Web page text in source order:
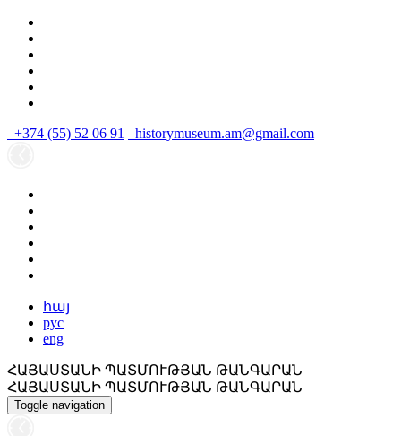
+374 (55) 52 06 91 historymuseum.am@gmail.com
հայ
рус
eng
ՀԱՅԱՍՏԱՆԻ ՊԱՏՄՈՒԹՅԱՆ ԹԱՆԳԱՐԱՆ
ՀԱՅԱՍՏԱՆԻ ՊԱՏՄՈՒԹՅԱՆ ԹԱՆԳԱՐԱՆ
Toggle navigation